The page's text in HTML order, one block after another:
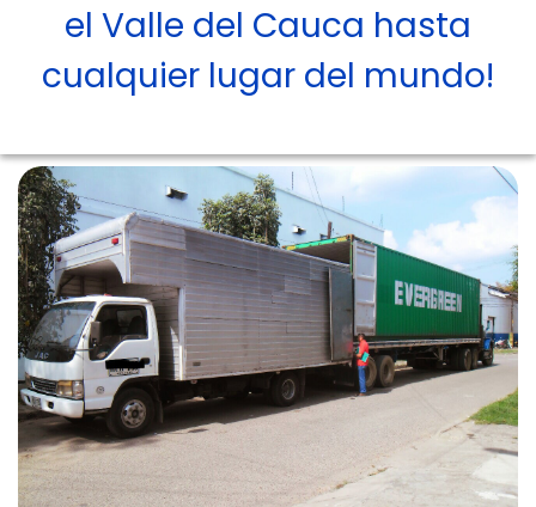
el Valle del Cauca hasta
cualquier lugar del mundo!